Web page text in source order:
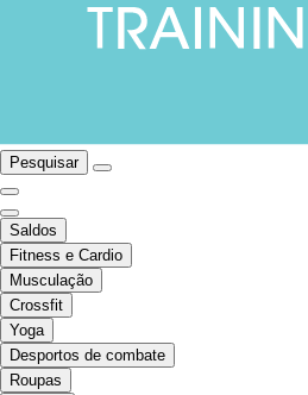
Pesquisar
Saldos
Fitness e Cardio
Musculação
Crossfit
Yoga
Desportos de combate
Roupas